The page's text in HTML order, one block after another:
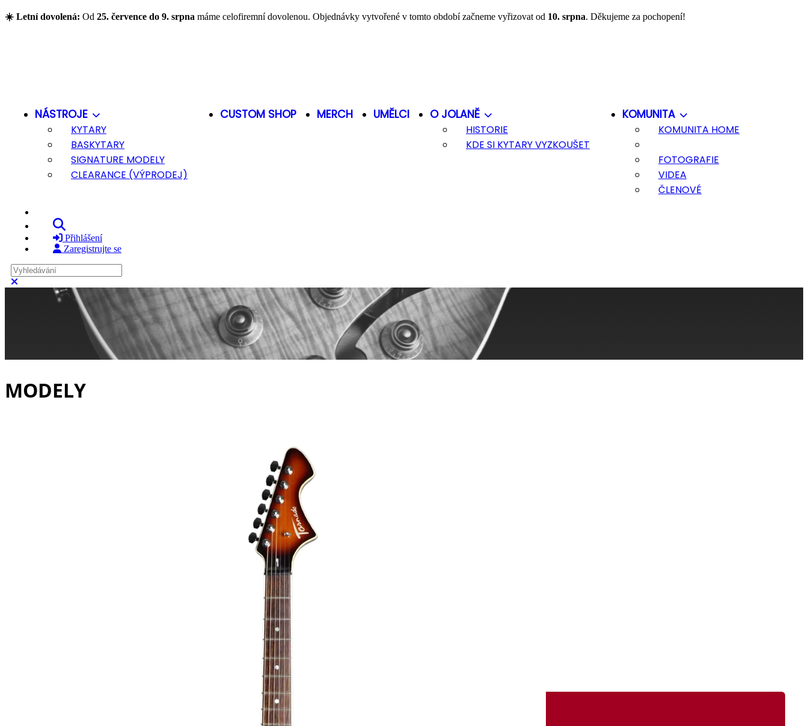
Přejít na hlavní obsah
☀️ Letní dovolená: Od 25. července do 9. srpna máme celofiremní dovolenou. Objednávky vytvořené v tomto období začneme vyřizovat od 10. srpna. Děkujeme za pochopení!
NÁSTROJE
KYTARY
BASKYTARY
SIGNATURE MODELY
CLEARANCE (VÝPRODEJ)
CUSTOM SHOP MERCH UMĚLCI O JOLANĚ
HISTORIE
KDE SI KYTARY VYZKOUŠET
KOMUNITA
KOMUNITA HOME
FOTOGRAFIE
VIDEA
ČLENOVÉ
Přihlášení
Zaregistrujte se
Vyhledávání
MODELY